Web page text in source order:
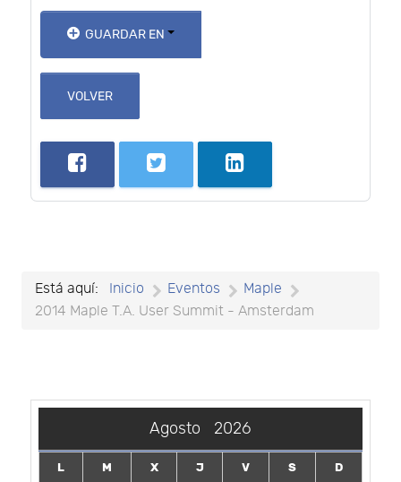
GUARDAR EN
VOLVER
Está aquí: Inicio Eventos
Maple
2014 Maple T.A. User Summit - Amsterdam
Agosto 2026
L M X J V S
D